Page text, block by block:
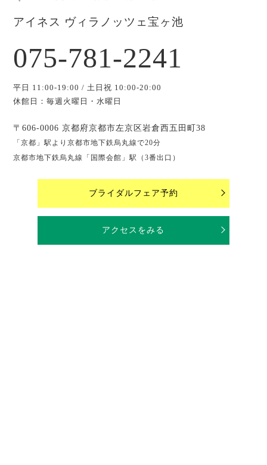
アイネス ヴィラノッツェ宝ヶ池
075-781-2241
平日 11:00-19:00 / 土日祝 10:00-20:00
休館日：毎週火曜日・水曜日
〒606-0006 京都府京都市左京区岩倉西五田町38
「京都」駅より京都市地下鉄烏丸線で20分
京都市地下鉄烏丸線「国際会館」駅（3番出口）
ブライダルフェア予約
アクセスをみる